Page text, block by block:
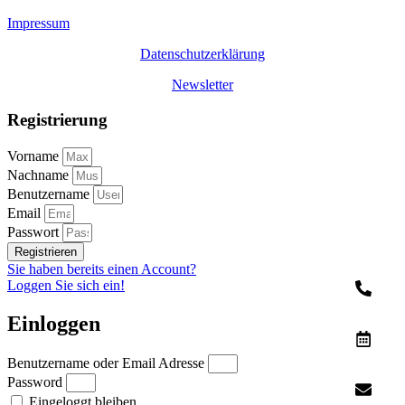
Impressum
Datenschutzerklärung
Newsletter
Registrierung
Vorname
Nachname
Benutzername
Email
Passwort
Registrieren
Sie haben bereits einen Account?
Loggen Sie sich ein!
Einloggen
Benutzername oder Email Adresse
Password
Eingeloggt bleiben